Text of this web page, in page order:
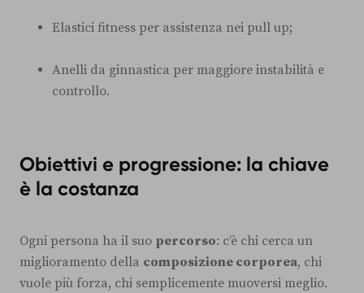
Elastici fitness per assistenza nei pull up;
Anelli da ginnastica per maggiore instabilità e
controllo.
Obiettivi e progressione: la chiave
è la costanza
Ogni persona ha il suo percorso: c’è chi cerca un
miglioramento della composizione corporea, chi
vuole più forza, chi semplicemente muoversi meglio.